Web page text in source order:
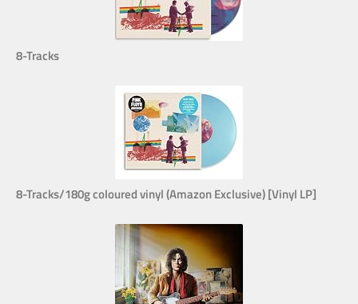
8-Tracks
8-Tracks/180g coloured vinyl (Amazon Exclusive) [Vinyl LP]